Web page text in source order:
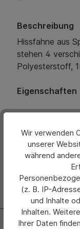
Beschreibung
Hissfahne aus
stehen 4
Polyesterstoff,
Eigenschaften
Bewertungen
Hersteller
Wir verwenden
unserer
während
(z. B. IP-
und Inhalte
Inhalten.
Ihrer Daten